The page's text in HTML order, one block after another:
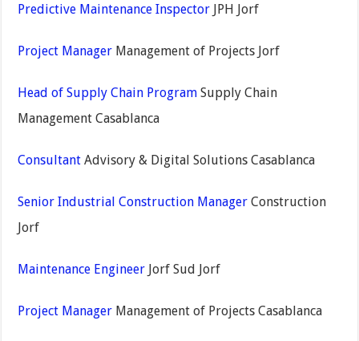
Predictive Maintenance InspectorJPH Jorf
Project ManagerManagement of Projects Jorf
Head of Supply Chain ProgramSupply Chain
Management Casablanca
ConsultantAdvisory & Digital Solutions Casablanca
Senior Industrial Construction ManagerConstruction
Jorf
Maintenance EngineerJorf Sud Jorf
Project ManagerManagement of Projects Casablanca